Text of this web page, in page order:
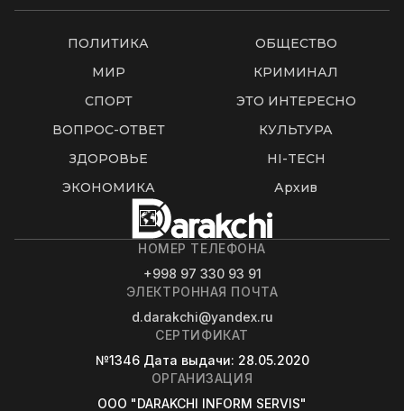
ПОЛИТИКА
ОБЩЕСТВО
МИР
КРИМИНАЛ
СПОРТ
ЭТО ИНТЕРЕСНО
ВОПРОС-ОТВЕТ
КУЛЬТУРА
ЗДОРОВЬЕ
HI-TECH
ЭКОНОМИКА
Архив
НОМЕР ТЕЛЕФОНА
+998 97 330 93 91
ЭЛЕКТРОННАЯ ПОЧТА
d.darakchi@yandex.ru
СЕРТИФИКАТ
№1346 Дата выдачи: 28.05.2020
ОРГАНИЗАЦИЯ
OOO "DARAKCHI INFORM SERVIS"